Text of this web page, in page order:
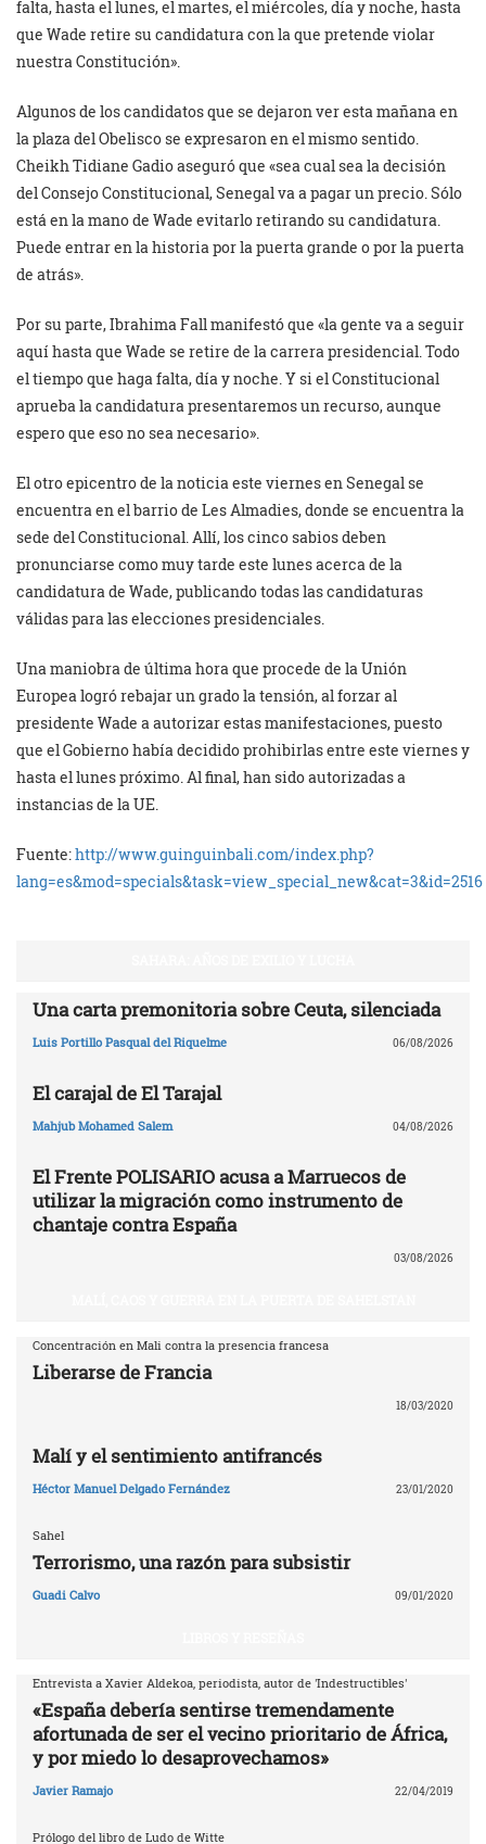
falta, hasta el lunes, el martes, el miércoles, día y noche, hasta
que Wade retire su candidatura con la que pretende violar
nuestra Constitución».
Algunos de los candidatos que se dejaron ver esta mañana en
la plaza del Obelisco se expresaron en el mismo sentido.
Cheikh Tidiane Gadio aseguró que «sea cual sea la decisión
del Consejo Constitucional, Senegal va a pagar un precio. Sólo
está en la mano de Wade evitarlo retirando su candidatura.
Puede entrar en la historia por la puerta grande o por la puerta
de atrás».
Por su parte, Ibrahima Fall manifestó que «la gente va a seguir
aquí hasta que Wade se retire de la carrera presidencial. Todo
el tiempo que haga falta, día y noche. Y si el Constitucional
aprueba la candidatura presentaremos un recurso, aunque
espero que eso no sea necesario».
El otro epicentro de la noticia este viernes en Senegal se
encuentra en el barrio de Les Almadies, donde se encuentra la
sede del Constitucional. Allí, los cinco sabios deben
pronunciarse como muy tarde este lunes acerca de la
candidatura de Wade, publicando todas las candidaturas
válidas para las elecciones presidenciales.
Una maniobra de última hora que procede de la Unión
Europea logró rebajar un grado la tensión, al forzar al
presidente Wade a autorizar estas manifestaciones, puesto
que el Gobierno había decidido prohibirlas entre este viernes y
hasta el lunes próximo. Al final, han sido autorizadas a
instancias de la UE.
Fuente:http://www.guinguinbali.com/index.php?
lang=es&mod=specials&task=view_special_new&cat=3&id=2516
Una carta premonitoria sobre Ceuta, silenciada
Luis Portillo Pasqual del Riquelme 06/08/2026
El carajal de El Tarajal
Mahjub Mohamed Salem 04/08/2026
El Frente POLISARIO acusa a Marruecos de
utilizar la migración como instrumento de
chantaje contra España
03/08/2026
Concentración en Mali contra la presencia francesa
Liberarse de Francia
18/03/2020
Malí y el sentimiento antifrancés
Héctor Manuel Delgado Fernández 23/01/2020
Sahel
Terrorismo, una razón para subsistir
Guadi Calvo 09/01/2020
Entrevista a Xavier Aldekoa, periodista, autor de 'Indestructibles'
«España debería sentirse tremendamente
afortunada de ser el vecino prioritario de África,
y por miedo lo desaprovechamos»
Javier Ramajo 22/04/2019
Prólogo del libro de Ludo de Witte